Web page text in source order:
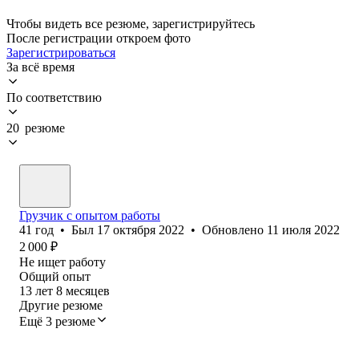
Чтобы видеть все резюме, зарегистрируйтесь
После регистрации откроем фото
Зарегистрироваться
За всё время
По соответствию
20 резюме
Грузчик с опытом работы
41 год • Был 17 октября 2022 • Обновлено 11 июля 2022
2 000 ₽
Не ищет работу
Общий опыт
13 лет 8 месяцев
Другие резюме
Ещё 3 резюме